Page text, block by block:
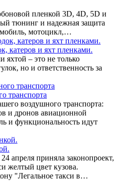
пленкой 3D, 4D, 5D и
тюнинг и надежная защита
мотоцикл,…
катеров и яхт пленками.
яхтой – это не только
но и ответственность за
транспорта
воздушного транспорта:
и дронов авиационной
и функциональность идут
апреля приняла законопроект,
желтый цвет кузова.
"Легальное такси в…